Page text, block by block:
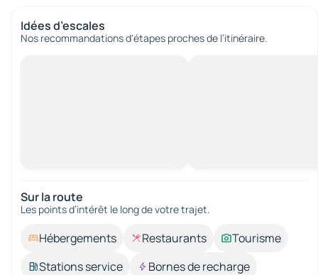
Idées d’escales
Nos recommandations d'étapes proches de l’itinéraire.
Sur la route
Les points d’intérêt le long de votre trajet.
Hébergements Restaurants
Tourisme
Stations service
Bornes de recharge